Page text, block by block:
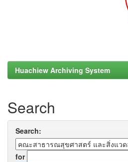
Huachiew Archiving System
Search
Search:
for